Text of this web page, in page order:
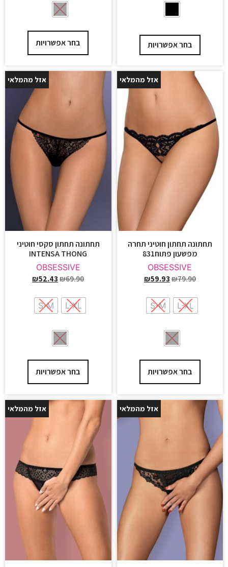
בחר אפשרויות בחר אפשרויות
25%
תחתונה תחתון חוטיני תחרה
מפשעון פתוח831
OBSESSIVE
₪79.90
₪59.93
אזל מהמלאי
L-XL
S-M
בחר אפשרויות
25%
תחתונה תחתון סקסי חוטיני
INTENSA THONG
OBSESSIVE
₪69.90
₪52.43
אזל מהמלאי
L-XL
S-M
בחר אפשרויות
25%
אזל מהמלאי 25%
אזל מהמלאי